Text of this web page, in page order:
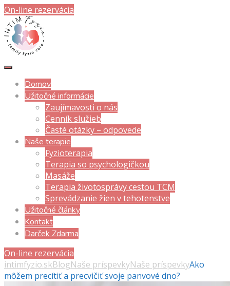
On-line rezervácia
Domov
Užitočné informácie
Zaujímavosti o nás
Cenník služieb
Časté otázky – odpovede
Naše terapie
Fyzioterapia
Terapia so psychologičkou
Masáže
Terapia životosprávy cestou TCM
Sprevádzanie žien v tehotenstve
Užitočné články
Kontakt
Darček Zdarma
On-line rezervácia
intimfyzio.skBlogNaše príspevkyNaše príspevkyAko
môžem precítiť a precvičiť svoje panvové dno?